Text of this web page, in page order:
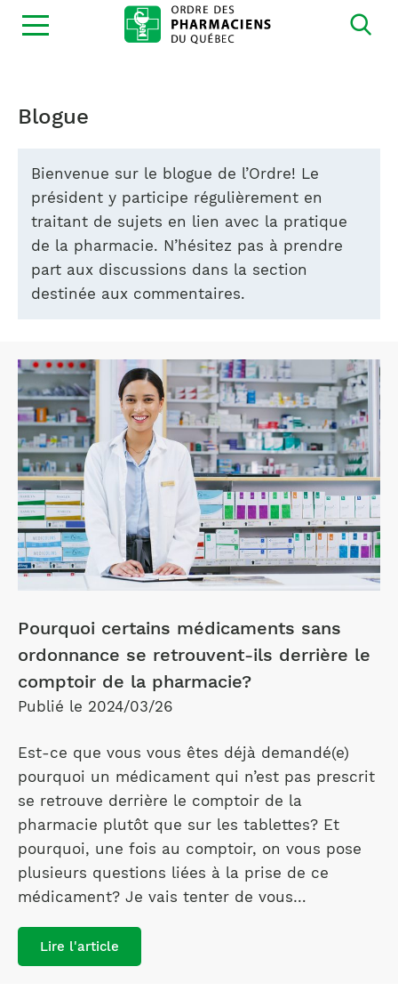
Ouvrir
la
Blogue
Bienvenue sur le blogue de l’Ordre! Le
président y participe régulièrement en
traitant de sujets en lien avec la pratique
de la pharmacie. N’hésitez pas à prendre
part aux discussions dans la section
destinée aux commentaires.
Pourquoi certains médicaments sans
ordonnance se retrouvent-ils derrière le
comptoir de la pharmacie?
Publié le 2024/03/26
Est-ce que vous vous êtes déjà demandé(e)
pourquoi un médicament qui n’est pas prescrit
se retrouve derrière le comptoir de la
pharmacie plutôt que sur les tablettes? Et
pourquoi, une fois au comptoir, on vous pose
plusieurs questions liées à la prise de ce
médicament? Je vais tenter de vous…
Lire l'article